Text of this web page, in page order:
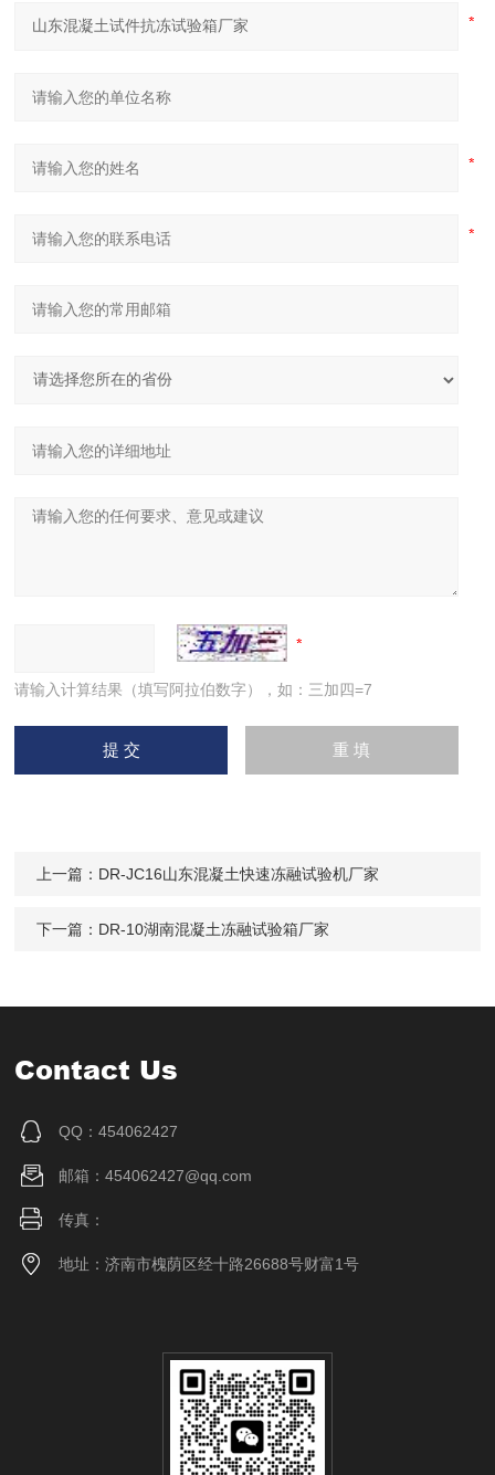
请输入计算结果（填写阿拉伯数字），如：三加四=7
上一篇： DR-JC16​山东混凝土快速冻融试验机厂家
下一篇： DR-10湖南混凝土冻融试验箱厂家
Contact Us
QQ：454062427
邮箱：454062427@qq.com
传真：
地址：济南市槐荫区经十路26688号财富1号